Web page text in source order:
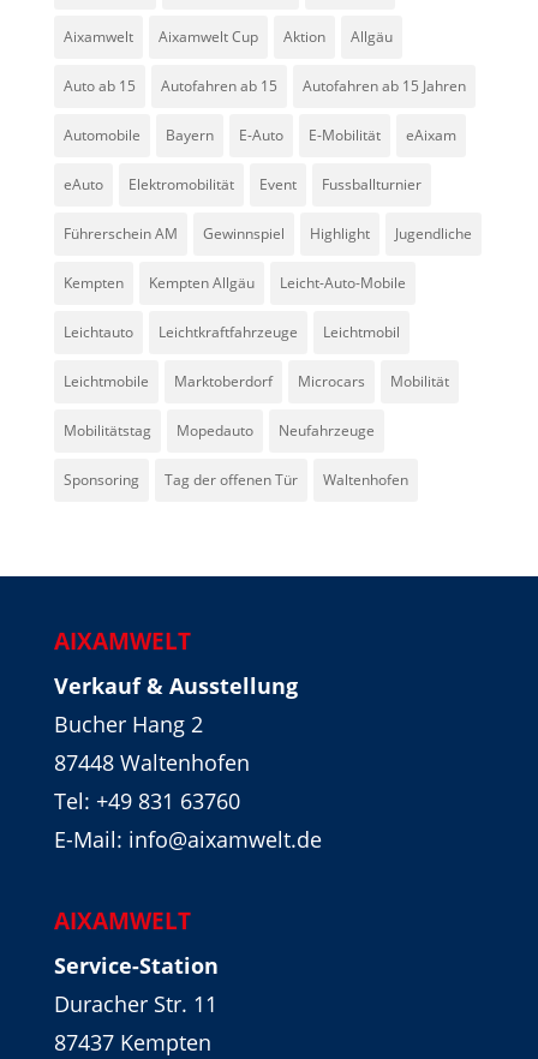
Aixamwelt Aixamwelt Cup Aktion Allgäu
Auto ab 15 Autofahren ab 15 Autofahren ab 15 Jahren
Automobile Bayern E-Auto E-Mobilität eAixam
eAuto Elektromobilität Event Fussballturnier
Führerschein AM Gewinnspiel Highlight Jugendliche
Kempten Kempten Allgäu Leicht-Auto-Mobile
Leichtauto Leichtkraftfahrzeuge Leichtmobil
Leichtmobile Marktoberdorf Microcars Mobilität
Mobilitätstag Mopedauto Neufahrzeuge
Sponsoring Tag der offenen Tür Waltenhofen
AIXAMWELT
Verkauf & Ausstellung
Bucher Hang 2
87448 Waltenhofen
Tel: +49 831 63760
E-Mail: info@aixamwelt.de
AIXAMWELT
Service-Station
Duracher Str. 11
87437 Kempten